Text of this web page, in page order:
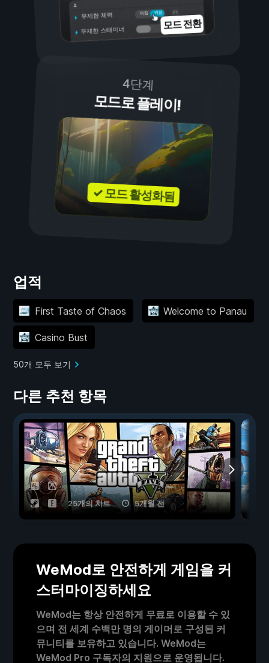
켜짐
꺼짐
무제한 체력
무제한 스태미너 모드 전환
4단계
모드로 플레이!
✓ 모드 활성화됨
업적
First Taste of Chaos Welcome to Panau
Casino Bust
50개 모두 보기
다른 추천 항목
25개의 치트 5개월 전
WeMod로 안전하게 게임을 커
스터마이징하세요
WeMod는 항상 안전하게 무료로 이용할 수 있
으며 전 세계 수백만 명의 게이머로 구성된 커
뮤니티를 보유하고 있습니다. WeMod는
WeMod Pro 구독자의 지원으로 운영됩니다.